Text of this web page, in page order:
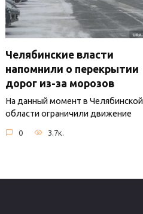
Челябинские власти
напомнили о перекрытии
дорог из-за морозов
На данный момент в Челябинской
области ограничили движение
0 3.7к.